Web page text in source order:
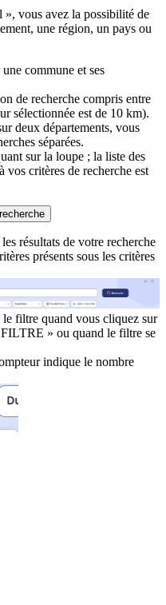
vous avez la possibilité de
une région, un pays ou
commune et ses
de recherche compris entre
sélectionnée est de 10 km).
deux départements, vous
séparées.
sur la loupe ; la liste des
critères de recherche est
résultats de votre recherche
présents sous les critères
le filtre quand vous cliquez sur
» ou quand le filtre se
indique le nombre